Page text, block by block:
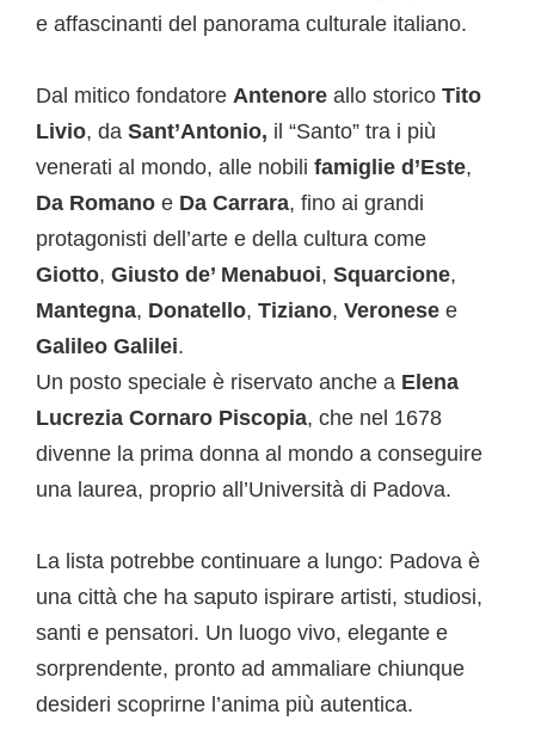
e affascinanti del panorama culturale italiano.
Dal mitico fondatore Antenore allo storico Tito
Livio, da Sant’Antonio, il “Santo” tra i più
venerati al mondo, alle nobili famiglie d’Este,
Da Romano e Da Carrara, fino ai grandi
protagonisti dell’arte e della cultura come
Giotto, Giusto de’ Menabuoi, Squarcione,
Mantegna, Donatello, Tiziano, Veronese e
Galileo Galilei.
Un posto speciale è riservato anche a Elena
Lucrezia Cornaro Piscopia, che nel 1678
divenne la prima donna al mondo a conseguire
una laurea, proprio all’Università di Padova.
La lista potrebbe continuare a lungo: Padova è
una città che ha saputo ispirare artisti, studiosi,
santi e pensatori. Un luogo vivo, elegante e
sorprendente, pronto ad ammaliare chiunque
desideri scoprirne l’anima più autentica.